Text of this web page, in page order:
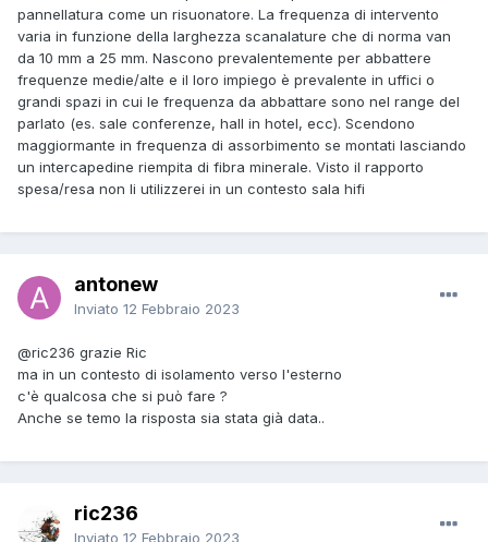
pannellatura come un risuonatore. La frequenza di intervento
varia in funzione della larghezza scanalature che di norma van
da 10 mm a 25 mm. Nascono prevalentemente per abbattere
frequenze medie/alte e il loro impiego è prevalente in uffici o
grandi spazi in cui le frequenza da abbattare sono nel range del
parlato (es. sale conferenze, hall in hotel, ecc). Scendono
maggiormante in frequenza di assorbimento se montati lasciando
un intercapedine riempita di fibra minerale. Visto il rapporto
spesa/resa non li utilizzerei in un contesto sala hifi
antonew
Inviato 12 Febbraio 2023
@ric236 grazie Ric
ma in un contesto di isolamento verso l'esterno
c'è qualcosa che si può fare ?
Anche se temo la risposta sia stata già data..
ric236
Inviato 12 Febbraio 2023